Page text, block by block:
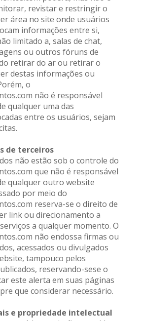
revistar e restringir o
área no site onde usuários
informações entre si,
limitado a, salas de chat,
ou outros fóruns de
retirar do ar ou retirar o
destas informações ou
o
não é responsável
qualquer uma das
entre os usuários, sejam
de terceiros
não estão sob o controle do
que não é responsável
qualquer outro website
por meio do
reserva-se o direito de
link ou direcionamento a
a qualquer momento. O
não endossa firmas ou
acessados ou divulgados
tampouco pelos
reservando-sese o
este alerta em suas páginas
que considerar necessário.
e propriedade intelectual